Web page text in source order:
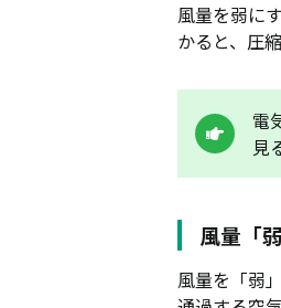
風量を弱に
かると、圧
電
見
風量「
風量を「弱